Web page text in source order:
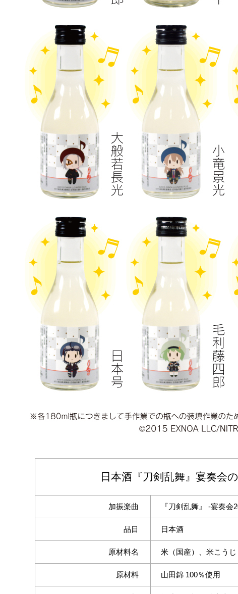
日本酒『刀剣乱舞』宴奏会
加振楽曲 『刀剣乱舞』 -宴奏
品目 日本酒
原材料名 米（国産）、米こうじ
原材料 山田錦 100％使用